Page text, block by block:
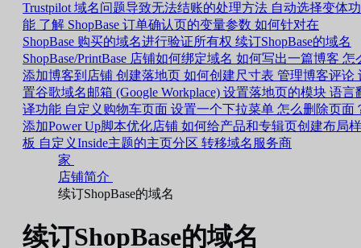
Trustpilot 域名问题导致无法结账的处理方法 自动选择变体功
能 了解 ShopBase 订单确认页的变量参数 如何针对在
ShopBase 购买的域名进行验证所有权 续订ShopBase的域名
ShopBase/PrintBase 店铺如何绑定域名 如何写出一篇博客 怎
添加博客到店铺 创建落地页 如何创建尺寸表 管理博客评论
置谷歌域名邮箱 (Google Workplace) 设置落地页的模块 语言
译功能 自定义购物车页面 设置一个下拉菜单 怎么删除页面
添加Power Up脚本优化店铺 如何给产品和专辑页创建布局样
板 自定义Inside主题的主页分区 转移域名服务商
家
店铺简介
续订ShopBase的域名
续订ShopBase的域名